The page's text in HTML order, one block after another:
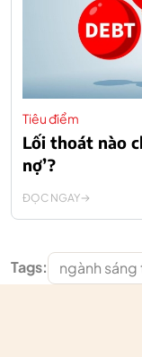
Tiêu điểm
Lối thoát nào
nợ’?
ĐỌC NGAY
Tags: ngành